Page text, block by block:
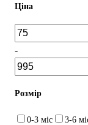
Ціна
-
Розмір
0-3 міс 3-6